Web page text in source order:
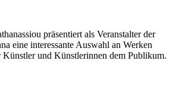
präsentiert als Veranstalter der
eine interessante Auswahl an Werken
Künstler und Künstlerinnen dem Publikum.